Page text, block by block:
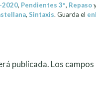
2020, Pendientes 3º, Repaso
, Sintaxis. Guarda el
publicada. Los